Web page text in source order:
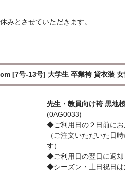
みとさせていただきます。
[7号-13号] 大学生 卒業袴 貸衣装
先生・教員向け袴 黒地
(0AG0033)
◆ご利用日の２日前にお
（ご注文いただいた日
す）
◆ご利用日の翌日に返却
◆シーズン・土日祝日は